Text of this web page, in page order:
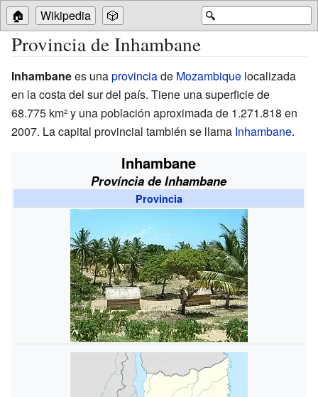
🔍
🏠 Wikipedia 🎲
Provincia de Inhambane
Inhambanees unaprovinciade Mozambique localizada
en la costa del sur del país. Tiene una superficie de
68.775 km² y una población aproximada de 1.271.818 en
2007. La capital provincial también se llama Inhambane.
Inhambane
Província de Inhambane
Provincia